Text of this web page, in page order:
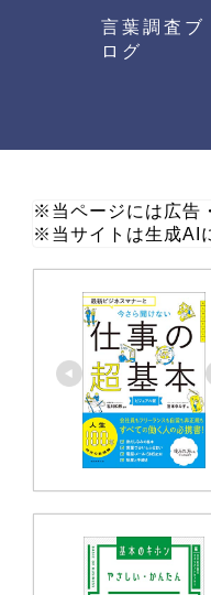
言葉調査ブ
ログ
※当ページには広告
※当サイトは生成AI